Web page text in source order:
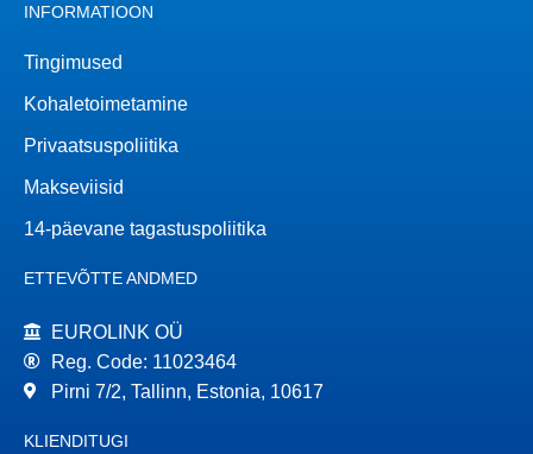
INFORMATIOON
Tingimused
Kohaletoimetamine
Privaatsuspoliitika
Makseviisid
14-päevane tagastuspoliitika
ETTEVÕTTE ANDMED
EUROLINK OÜ
Reg. Code: 11023464
Pirni 7/2, Tallinn, Estonia, 10617
KLIENDITUGI